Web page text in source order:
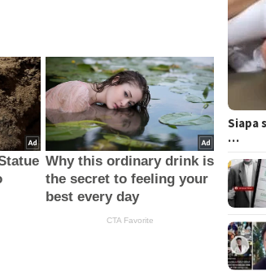
Siapa
…